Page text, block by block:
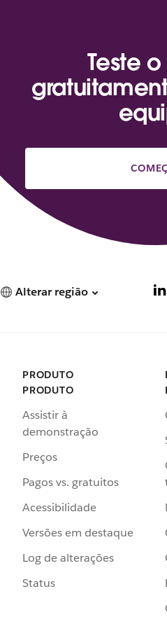
Teste
Alterar região
PRODUTO
PRODUTO
Assistir à
demonstração
Preços
Pagos vs. gratuitos
Acessibilidade
Versões em destaque
Log de alterações
Status